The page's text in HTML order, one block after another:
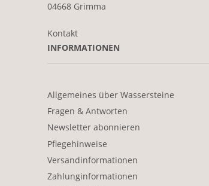
04668 Grimma
Kontakt
INFORMATIONEN
Allgemeines über Wassersteine
Fragen & Antworten
Newsletter abonnieren
Pflegehinweise
Versandinformationen
Zahlunginformationen